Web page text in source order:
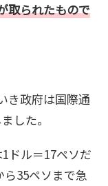
取られたもので
き政府は国際通
した。
ドル＝17ペソだ
35ペソまで急